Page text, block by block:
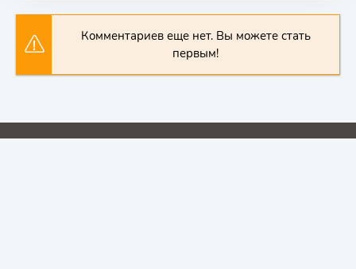
Комментариев еще нет. Вы можете стать
первым!